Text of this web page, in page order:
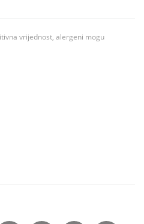
vrijednost, alergeni mogu